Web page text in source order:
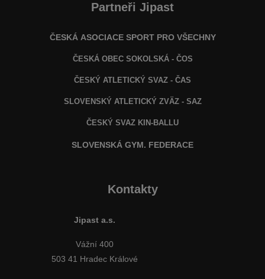
Partneři Jipast
ČESKÁ ASOCIACE SPORT PRO VŠECHNY
ČESKÁ OBEC SOKOLSKÁ - ČOS
ČESKÝ ATLETICKÝ SVAZ - ČAS
SLOVENSKÝ ATLETICKÝ ZVÄZ- SAZ
ČESKÝ SVAZ KIN-BALLU
SLOVENSKÁ GYM. FEDERACE
Kontakty
Jipast a.s.
Vážní 400
503 41 Hradec Králové